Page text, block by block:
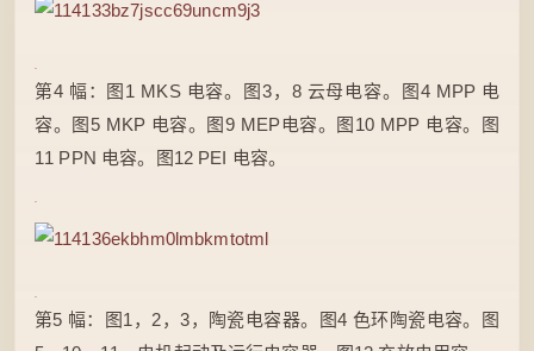
第4 幅：图1 MKS 电容。图3，8 云母电容。图4 MPP 电
容。图5 MKP 电容。图9 MEP电容。图10 MPP 电容。图
11 PPN 电容。图12 PEI 电容。
第5 幅：图1，2，3，陶瓷电容器。图4 色环陶瓷电容。图